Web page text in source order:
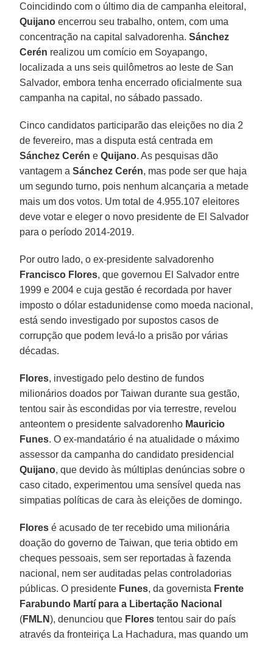
Coincidindo com o último dia de campanha eleitoral,
Quijano encerrou seu trabalho, ontem, com uma
concentração na capital salvadorenha.Sánchez
Cerén realizou um comício em Soyapango,
localizada a uns seis quilômetros ao leste de San
Salvador, embora tenha encerrado oficialmente sua
campanha na capital, no sábado passado.
Cinco candidatos participarão das eleições no dia 2
de fevereiro, mas a disputa está centrada em
Sánchez Cerén eQuijano. As pesquisas dão
vantagem aSánchez Cerén, mas pode ser que haja
um segundo turno, pois nenhum alcançaria a metade
mais um dos votos. Um total de 4.955.107 eleitores
deve votar e eleger o novo presidente de El Salvador
para o período 2014-2019.
Por outro lado, o ex-presidente salvadorenho
Francisco Flores, que governou El Salvador entre
1999 e 2004 e cuja gestão é recordada por haver
imposto o dólar estadunidense como moeda nacional,
está sendo investigado por supostos casos de
corrupção que podem levá-lo a prisão por várias
décadas.
Flores, investigado pelo destino de fundos
milionários doados por Taiwan durante sua gestão,
tentou sair às escondidas por via terrestre, revelou
anteontem o presidente salvadorenho Mauricio
Funes. O ex-mandatário é na atualidade o máximo
assessor da campanha do candidato presidencial
Quijano, que devido às múltiplas denúncias sobre o
caso citado, experimentou uma sensível queda nas
simpatias políticas de cara às eleições de domingo.
Flores é acusado de ter recebido uma milionária
doação do governo de Taiwan, que teria obtido em
cheques pessoais, sem ser reportadas à fazenda
nacional, nem ser auditadas pelas controladorias
públicas. O presidente Funes, da governista Frente
Farabundo Martí para a Libertação Nacional
(FMLN), denunciou que Flores tentou sair do país
através da fronteiriça La Hachadura, mas quando um